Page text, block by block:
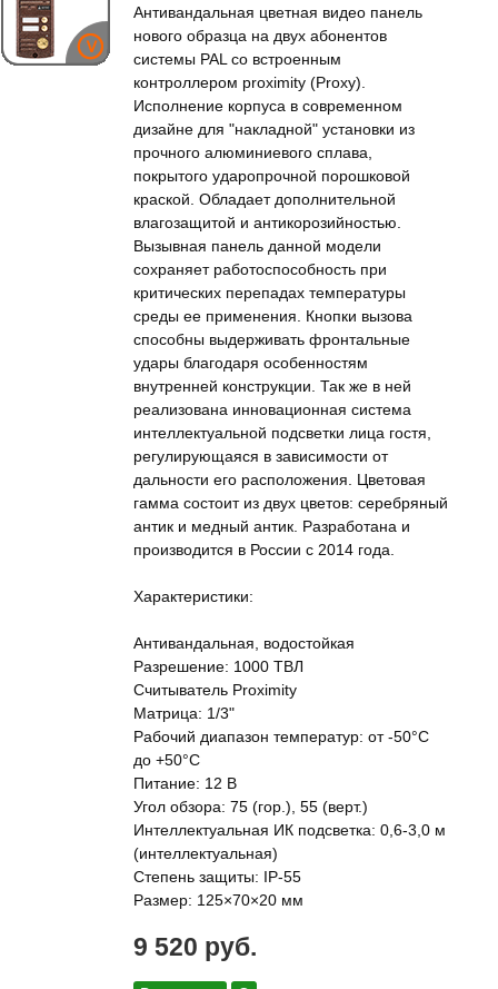
Антивандальная цветная видео панель
нового образца на двух абонентов
системы PAL со встроенным
контроллером proximity (Proxy).
Исполнение корпуса в современном
дизайне для "накладной" установки из
прочного алюминиевого сплава,
покрытого ударопрочной порошковой
краской. Обладает дополнительной
влагозащитой и антикорозийностью.
Вызывная панель данной модели
сохраняет работоспособность при
критических перепадах температуры
среды ее применения. Кнопки вызова
способны выдерживать фронтальные
удары благодаря особенностям
внутренней конструкции. Так же в ней
реализована инновационная система
интеллектуальной подсветки лица гостя,
регулирующаяся в зависимости от
дальности его расположения. Цветовая
гамма состоит из двух цветов: серебряный
антик и медный антик. Разработана и
производится в России с 2014 года.
Характеристики:
Антивандальная, водостойкая
Разрешение: 1000 ТВЛ
Cчитыватель Proximity
Матрица: 1/3"
Рабочий диапазон температур: от -50°C
до +50°C
Питание: 12 В
Угол обзора: 75 (гор.), 55 (верт.)
Интеллектуальная ИК подсветка: 0,6-3,0 м
(интеллектуальная)
Степень защиты: IP-55
Размер: 125×70×20 мм
9 520 руб.